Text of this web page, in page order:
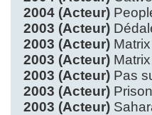
2004 (Acteur)
2003 (Acteur)
2003 (Acteur)
2003 (Acteur)
2003 (Acteur) Pas
2003 (Acteur)
2003 (Acteur)